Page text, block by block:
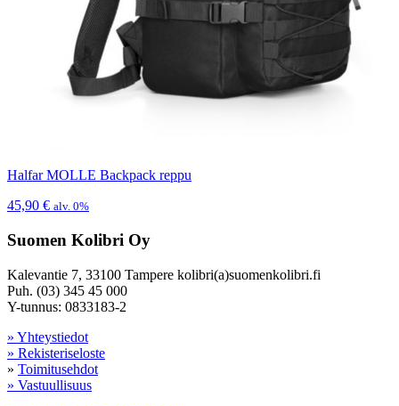
Halfar MOLLE Backpack reppu
45,90 € alv. 0%
Suomen Kolibri Oy
Kalevantie 7, 33100 Tampere kolibri(a)suomenkolibri.fi
Puh. (03) 345 45 000
Y-tunnus: 0833183-2
» Yhteystiedot
» Rekisteriseloste
» Toimitusehdot
» Vastuullisuus